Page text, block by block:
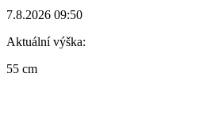
7.8.2026 09:50
Aktuální výška:
55 cm